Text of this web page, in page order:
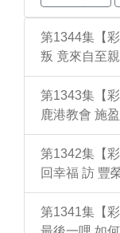
第1344集【
叛 竟來自至
第1343集【
鹿港教會 施
第1342集【
回幸福 訪 豐
第1341集【